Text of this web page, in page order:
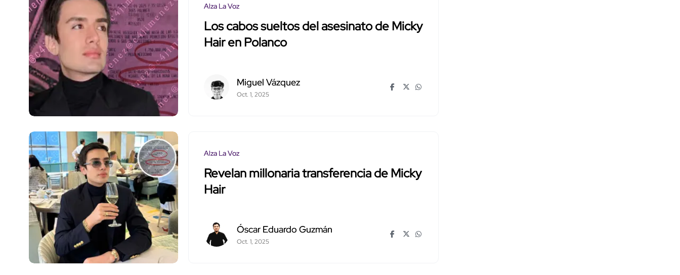
Alza La Voz
Los cabos sueltos del asesinato de Micky
Hair en Polanco
Miguel Vázquez
Oct. 1, 2025
Alza La Voz
Revelan millonaria transferencia de Micky
Hair
Óscar Eduardo Guzmán
Oct. 1, 2025